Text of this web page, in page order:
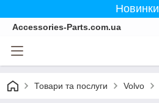
Новинки
Accessories-Parts.com.ua
Товари та послуги Volvo